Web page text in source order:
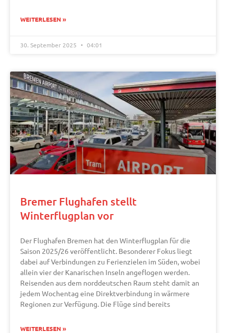
WEITERLESEN »
30. September 2025 04:01
Bremer Flughafen stellt
Winterflugplan vor
Der Flughafen Bremen hat den Winterflugplan für die
Saison 2025/26 veröffentlicht. Besonderer Fokus liegt
dabei auf Verbindungen zu Ferienzielen im Süden, wobei
allein vier der Kanarischen Inseln angeflogen werden.
Reisenden aus dem norddeutschen Raum steht damit an
jedem Wochentag eine Direktverbindung in wärmere
Regionen zur Verfügung. Die Flüge sind bereits
WEITERLESEN »